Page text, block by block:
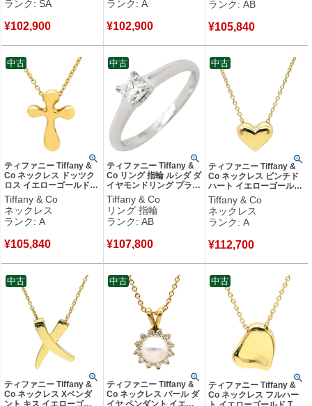
ランク: SA
¥102,900
古】中古美品
ランク: A
¥102,900
ランク: AB
¥105,840
ティファニー Tiffany &
Co ネックレス ドッツク
ロス イエローゴールド
エルサ ペレッティ 18K
750 YG 十字架 【中古】
中古美品
Tiffany & Co
ネックレス
ランク: A
¥105,840
中古
ティファニー Tiffany &
Co リング 指輪 ルシダ ダ
イヤモンドリング プラチ
ナシルバー T＆Co. 1石 1
粒 スクエア 10号
5970744 【箱】 【中
古】中古品
Tiffany & Co
リング 指輪
ランク: AB
¥107,800
中古
ティファニー Tiffany &
Co ネックレス ピンチド
ハート イエローゴールド
T&Co. 18K 750 YG ミニ
ハート 【中古】中古美品
Tiffany & Co
ネックレス
ランク: A
¥112,700
中古
ティファニー Tiffany &
Co ネックレス Xペンダ
ント キス イエローゴー
中古
ティファニー Tiffany &
Co ネックレス パール ダ
イヤ ペンダント イエロ
中古
ティファニー Tiffany &
Co ネックレス フルハー
中古